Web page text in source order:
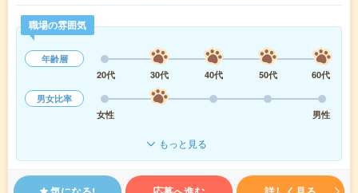
職場の雰囲気
年齢層
20代
30代 40代 50代
60代
男女比率
女性
男性
もっと見る